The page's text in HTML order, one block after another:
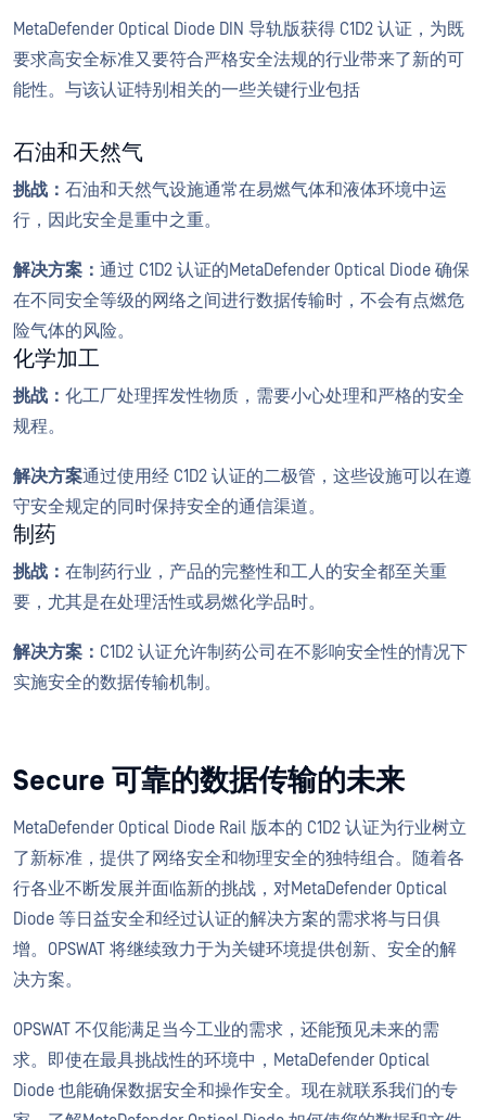
MetaDefender Optical Diode DIN 导轨版获得 C1D2 认证，为既
要求高安全标准又要符合严格安全法规的行业带来了新的可
能性。与该认证特别相关的一些关键行业包括
石油和天然气
挑战： 石油和天然气设施通常在易燃气体和液体环境中运
行，因此安全是重中之重。
解决方案： 通过 C1D2 认证的MetaDefender Optical Diode 确保
在不同安全等级的网络之间进行数据传输时，不会有点燃危
险气体的风险。
化学加工
挑战： 化工厂处理挥发性物质，需要小心处理和严格的安全
规程。
解决方案通过使用经 C1D2 认证的二极管，这些设施可以在遵
守安全规定的同时保持安全的通信渠道。
制药
挑战： 在制药行业，产品的完整性和工人的安全都至关重
要，尤其是在处理活性或易燃化学品时。
解决方案： C1D2 认证允许制药公司在不影响安全性的情况下
实施安全的数据传输机制。
Secure 可靠的数据传输的未来
MetaDefender Optical Diode Rail 版本的 C1D2 认证为行业树立
了新标准，提供了网络安全和物理安全的独特组合。随着各
行各业不断发展并面临新的挑战，对MetaDefender Optical
Diode 等日益安全和经过认证的解决方案的需求将与日俱
增。OPSWAT 将继续致力于为关键环境提供创新、安全的解
决方案。
OPSWAT 不仅能满足当今工业的需求，还能预见未来的需
求。即使在最具挑战性的环境中，MetaDefender Optical
Diode 也能确保数据安全和操作安全。现在就联系我们的专